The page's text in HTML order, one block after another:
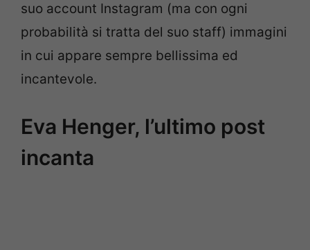
suo account Instagram (ma con ogni
probabilità si tratta del suo staff) immagini
in cui appare sempre bellissima ed
incantevole.
Eva Henger, l’ultimo post
incanta